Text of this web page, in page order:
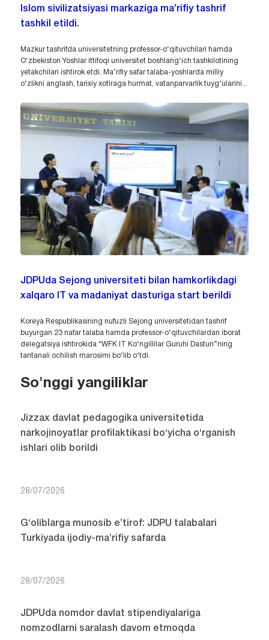
Islom sivilizatsiyasi markaziga ma’rifiy tashrif
tashkil etildi.
Mazkur tashrifda universitetning professor-o‘qituvchilari hamda
O‘zbekiston Yoshlar ittifoqi universitet boshlang‘ich tashkilotining
yetakchilari ishtirok etdi. Ma’rifiy safar talaba-yoshlarda milliy
o‘zlikni anglash, tarixiy xotiraga hurmat, vatanparvarlik tuyg‘ularini...
JDPUda Sejong universiteti bilan hamkorlikdagi
xalqaro IT va madaniyat dasturiga start berildi
Koreya Respublikasining nufuzli Sejong universitetidan tashrif
buyurgan 23 nafar talaba hamda professor-o‘qituvchilardan iborat
delegatsiya ishtirokida “WFK IT Ko‘ngillilar Guruhi Dasturi”ning
tantanali ochilish marosimi bo‘lib o‘tdi.
So'nggi yangiliklar
Jizzax davlat pedagogika universitetida
narkojinoyatlar profilaktikasi bo‘yicha o‘rganish
ishlari olib borildi
28/07/2026
G‘oliblarga munosib e’tirof: JDPU talabalari
Turkiyada ijodiy-ma’rifiy safarda
28/07/2026
JDPUda nomdor davlat stipendiyalariga
nomzodlarni saralash davom etmoqda